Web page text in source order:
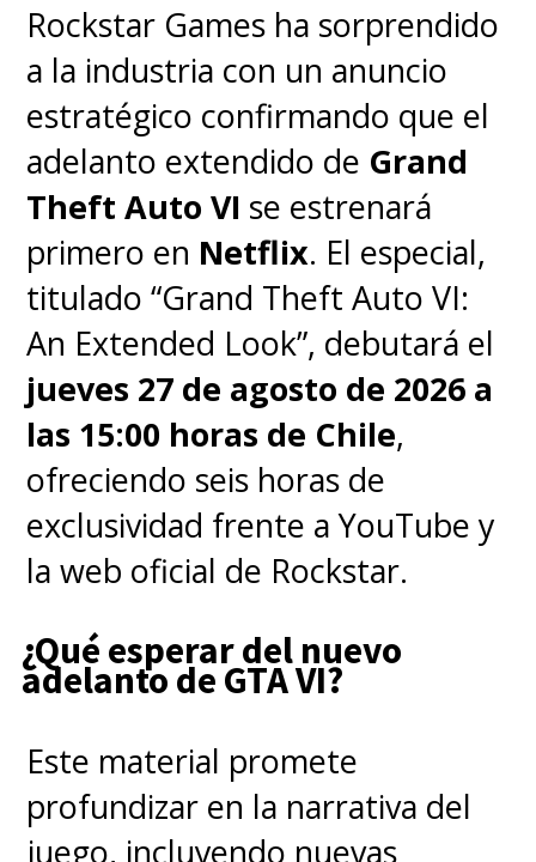
Rockstar Games ha sorprendido
a la industria con un anuncio
estratégico confirmando que el
adelanto extendido de Grand
Theft Auto VI se estrenará
primero en Netflix. El especial,
titulado “Grand Theft Auto VI:
An Extended Look”, debutará el
jueves 27 de agosto de 2026 a
las 15:00 horas de Chile,
ofreciendo seis horas de
exclusividad frente a YouTube y
la web oficial de Rockstar.
¿Qué esperar del nuevo
adelanto de GTA VI?
Este material promete
profundizar en la narrativa del
juego, incluyendo nuevas